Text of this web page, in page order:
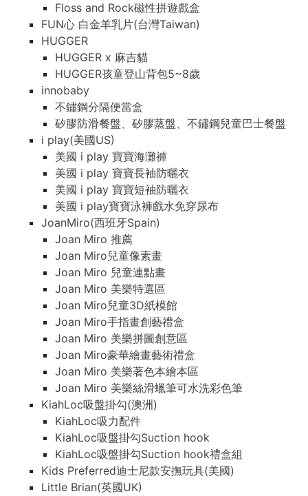
Floss and Rock磁性拼遊戲盒
FUN心 白金羊乳片(台灣Taiwan)
HUGGER
HUGGER x 麻吉貓
HUGGER孩童登山背包5~8歲
innobaby
不鏽鋼分隔便當盒
矽膠防滑餐盤、矽膠蒸盤、不鏽鋼兒童巴士餐盤
i play(美國US)
美國 i play 寶寶海灘褲
美國 i play 寶寶長袖防曬衣
美國 i play 寶寶短袖防曬衣
美國 i play寶寶泳褲戲水免穿尿布
JoanMiro(西班牙Spain)
Joan Miro 推薦
Joan Miro兒童像素畫
Joan Miro 兒童連點畫
Joan Miro 美樂特選區
Joan Miro兒童3D紙模館
Joan Miro手指畫創藝禮盒
Joan Miro 美樂拼圖創意區
Joan Miro豪華繪畫藝術禮盒
Joan Miro 美樂著色本繪本區
Joan Miro 美樂絲滑蠟筆可水洗彩色筆
KiahLoc吸盤掛勾(澳洲)
KiahLoc吸力配件
KiahLoc吸盤掛勾Suction hook
KiahLoc吸盤掛勾Suction hook禮盒組
Kids Preferred迪士尼款安撫玩具(美國)
Little Brian(英國UK)